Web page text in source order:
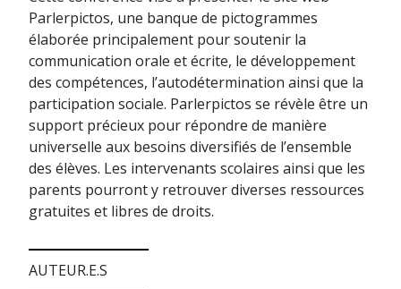
Parlerpictos, une banque de pictogrammes
élaborée principalement pour soutenir la
communication orale et écrite, le développement
des compétences, l’autodétermination ainsi que la
participation sociale. Parlerpictos se révèle être un
support précieux pour répondre de manière
universelle aux besoins diversifiés de l’ensemble
des élèves. Les intervenants scolaires ainsi que les
parents pourront y retrouver diverses ressources
gratuites et libres de droits.
AUTEUR.E.S